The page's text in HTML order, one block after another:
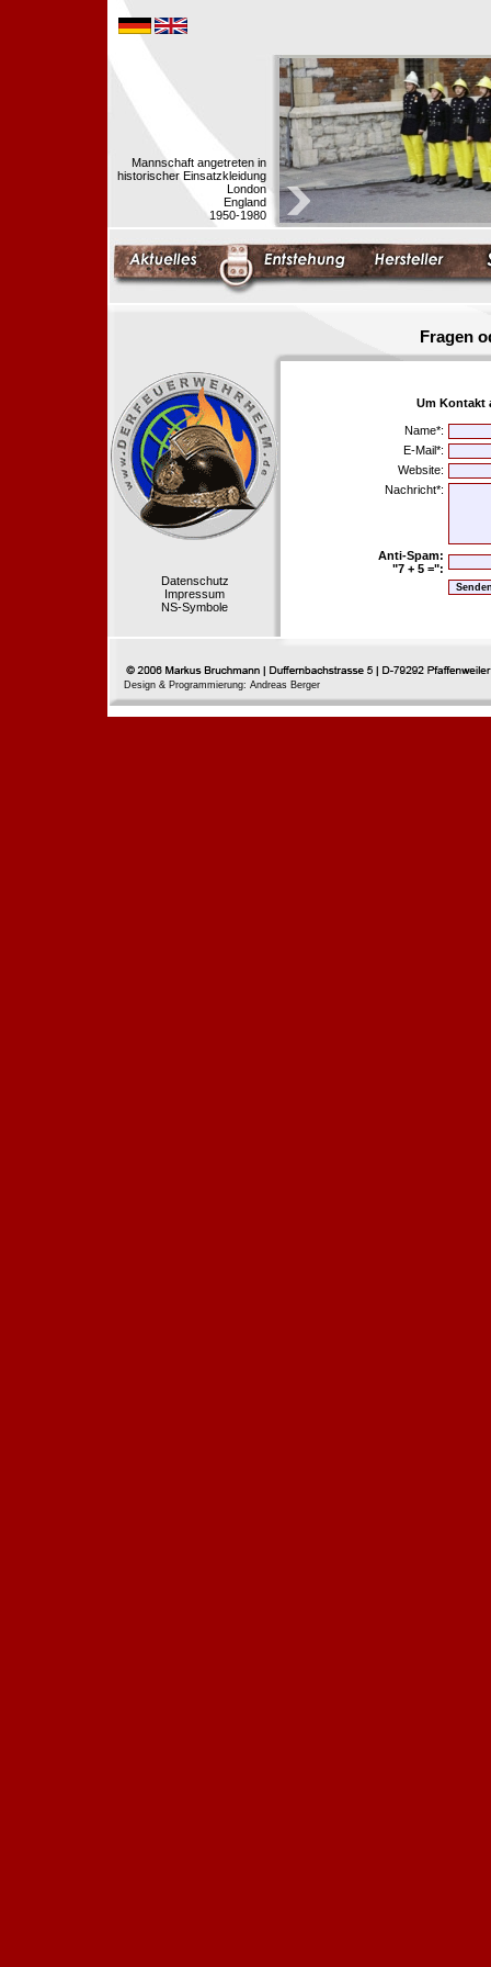
Mannschaft angetreten in
historischer Einsatzkleidung
London
England
1950-1980
Fragen
Datenschutz
Impressum
NS-Symbole
Um Kontakt
Name*:
E-Mail*:
Website:
Nachricht*:
Anti-Spam:
"7 + 5 =":
Design & Programmierung: Andreas Berger